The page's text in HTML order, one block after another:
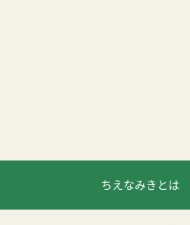
ちえなみきとは